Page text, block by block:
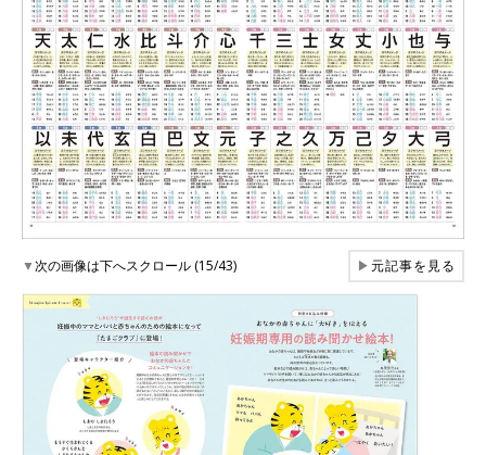
▼次の画像は下へスクロール (15/43) ▶元記事を見る